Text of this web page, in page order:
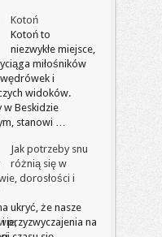
Kotoń
Kotoń to
niezwykłe miejsce,
miłośników
i
widoków.
w Beskidzie
stanowi …
Jak potrzeby snu
różnią się w
dorosłości i
ukryć, że nasze
przyzwyczajenia na